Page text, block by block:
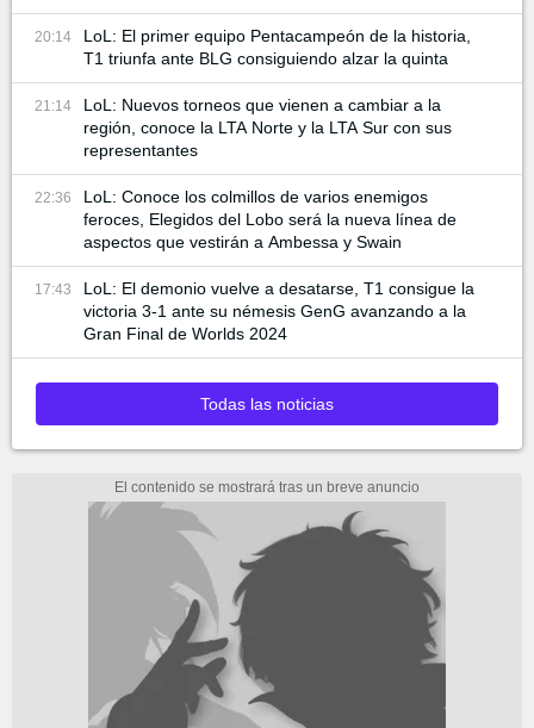
20:14
LoL: El primer equipo Pentacampeón de la historia,
T1 triunfa ante BLG consiguiendo alzar la quinta
21:14
LoL: Nuevos torneos que vienen a cambiar a la
región, conoce la LTA Norte y la LTA Sur con sus
representantes
22:36
LoL: Conoce los colmillos de varios enemigos
feroces, Elegidos del Lobo será la nueva línea de
aspectos que vestirán a Ambessa y Swain
17:43
LoL: El demonio vuelve a desatarse, T1 consigue la
victoria 3-1 ante su némesis GenG avanzando a la
Gran Final de Worlds 2024
Todas las noticias